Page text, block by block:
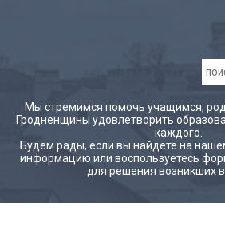
Мы стремимся помочь учащимся,
Гродненщины удовлетворить
каждого.
Будем рады, если вы найдете на
информацию или воспользуетесь
для решения возникших